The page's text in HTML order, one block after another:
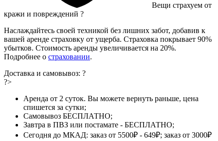
Вещи страхуем от
кражи и повреждений ?
Наслаждайтесь своей техникой без лишних забот, добавив к
вашей аренде страховку от ущерба. Страховка покрывает 90%
убытков. Стоимость аренды увеличивается на 20%.
Подробнее о страховании.
Доставка и самовывоз: ?
?>
Аренда от 2 суток. Вы можете вернуть раньше, цена
спишется за сутки;
Самовывоз БЕСПЛАТНО;
Завтра в ПВЗ или постамате - БЕСПЛАТНО;
Сегодня до МКАД: заказ от 5500₽ - 649₽; заказ от 3000₽